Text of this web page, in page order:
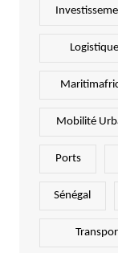
Logistique
Mobilité
Ports
Sénégal